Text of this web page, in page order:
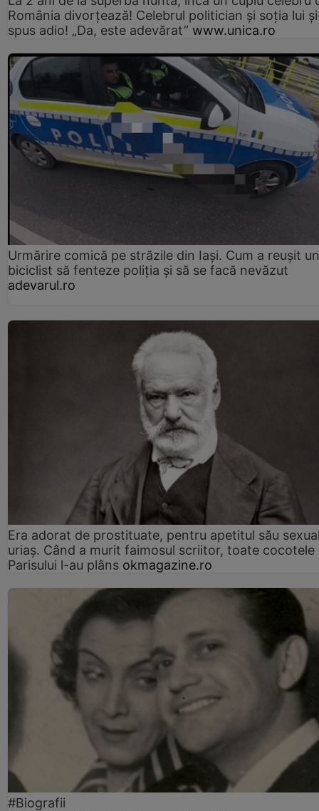
România divorțează! Celebrul politician și soția lui
spus adio! „Da, este adevărat” www.unica.ro
Urmărire comică pe străzile din Iași. Cum a reușit un
biciclist să fenteze poliția și să se facă nevăzut
adevarul.ro
Era adorat de prostituate, pentru apetitul său
uriaș. Când a murit faimosul scriitor, toate cocotele
Parisului l-au plâns okmagazine.ro
#Biografii